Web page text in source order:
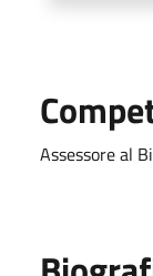
Assessore al